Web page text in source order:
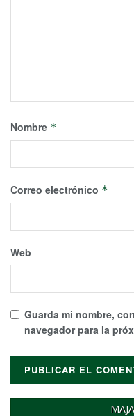
Nombre *
Correo electrónico *
Web
Guarda mi nombre,
navegador para la